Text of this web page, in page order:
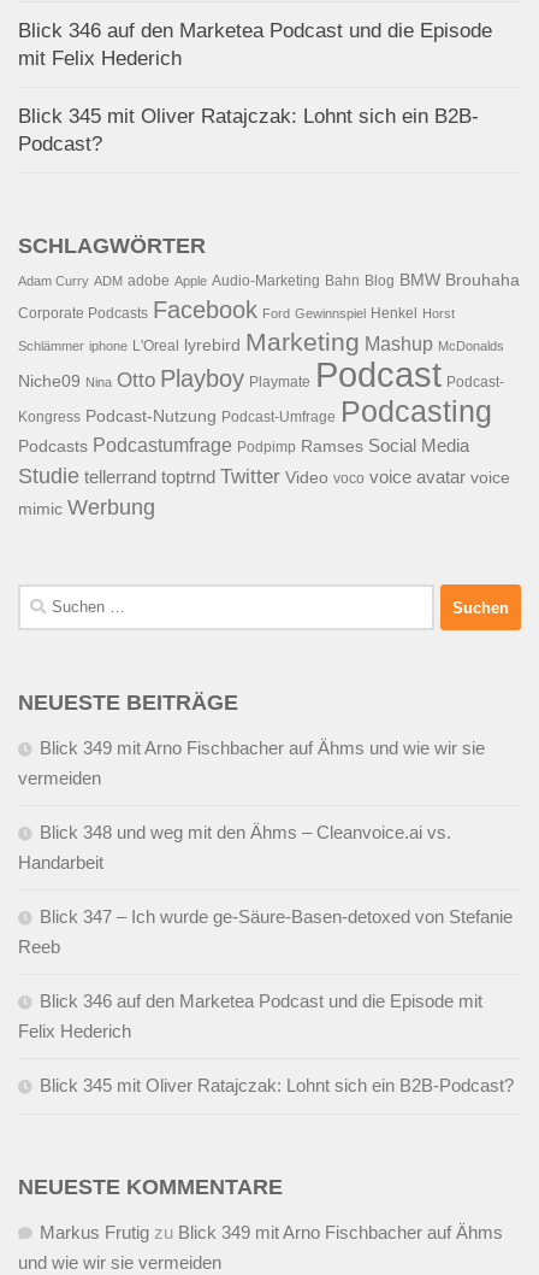
Blick 346 auf den Marketea Podcast und die Episode
mit Felix Hederich
Blick 345 mit Oliver Ratajczak: Lohnt sich ein B2B-
Podcast?
SCHLAGWÖRTER
Adam Curry ADM adobe Apple Audio-Marketing Bahn Blog BMW Brouhaha
Corporate Podcasts Facebook Ford Gewinnspiel Henkel Horst
Schlämmer iphone L'Oreal lyrebird Marketing Mashup McDonalds
Niche09 Nina Otto Playboy Playmate Podcast Podcast-
Kongress Podcast-Nutzung Podcast-Umfrage Podcasting
Podcasts Podcastumfrage Podpimp Ramses Social Media
Studie tellerrand toptrnd Twitter Video voco voice avatar voice
mimic Werbung
Suchen
nach:
NEUESTE BEITRÄGE
Blick 349 mit Arno Fischbacher auf Ähms und wie wir sie
vermeiden
Blick 348 und weg mit den Ähms – Cleanvoice.ai vs.
Handarbeit
Blick 347 – Ich wurde ge-Säure-Basen-detoxed von Stefanie
Reeb
Blick 346 auf den Marketea Podcast und die Episode mit
Felix Hederich
Blick 345 mit Oliver Ratajczak: Lohnt sich ein B2B-Podcast?
NEUESTE KOMMENTARE
Markus Frutig zu Blick 349 mit Arno Fischbacher auf Ähms
und wie wir sie vermeiden